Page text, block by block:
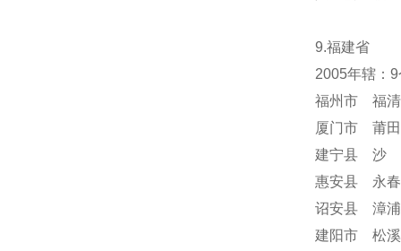
9.福建省
2005年辖：
福州市 福
厦门市 莆
建宁县 沙
惠安县 永
诏安县 漳
建阳市 松